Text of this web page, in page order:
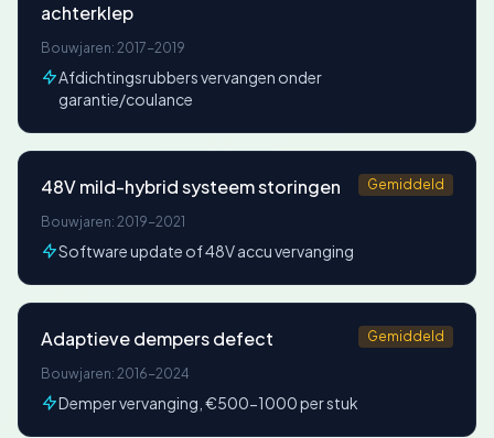
achterklep
Bouwjaren: 2017-2019
Afdichtingsrubbers vervangen onder
garantie/coulance
48V mild-hybrid systeem storingen Gemiddeld
Bouwjaren: 2019-2021
Software update of 48V accu vervanging
Adaptieve dempers defect Gemiddeld
Bouwjaren: 2016-2024
Demper vervanging, €500-1000 per stuk